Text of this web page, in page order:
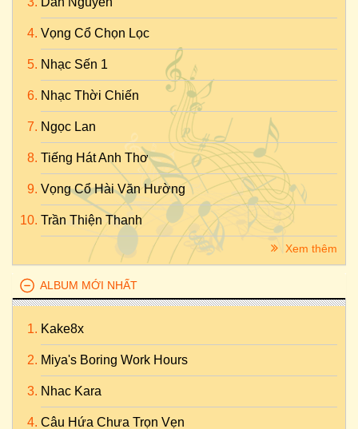
Vọng Cổ Chọn Lọc
Nhạc Sến 1
Nhạc Thời Chiến
Ngọc Lan
Tiếng Hát Anh Thơ
Vọng Cổ Hài Văn Hường
Trần Thiện Thanh
Xem thêm
ALBUM MỚI NHẤT
Kake8x
Miya's Boring Work Hours
Nhac Kara
Câu Hứa Chưa Trọn Vẹn